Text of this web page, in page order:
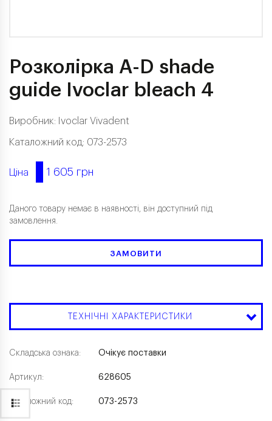
Розколірка A-D shade
guide Ivoclar bleach 4
Виробник: Ivoclar Vivadent
Каталожний код: 073-2573
Ціна 1 605 грн
Даного товару немає в наявності, він доступний під
замовлення.
ЗАМОВИТИ
ТЕХНІЧНІ ХАРАКТЕРИСТИКИ
Складська ознака:
Артикул:
Каталожний код:
Очікує поставки
628605
073-2573